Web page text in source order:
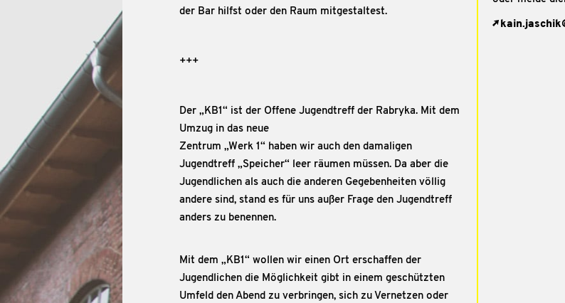
der Bar hilfst oder den Raum mitgestaltest.
+++
Der „KB1“ ist der Offene Jugendtreff der Rabryka. Mit dem
Umzug in das neue
Zentrum „Werk 1“ haben wir auch den damaligen
Jugendtreff „Speicher“ leer räumen müssen. Da aber die
Jugendlichen als auch die anderen Gegebenheiten völlig
andere sind, stand es für uns außer Frage den Jugendtreff
anders zu benennen.
Mit dem „KB1“ wollen wir einen Ort erschaffen der
Jugendlichen die Möglichkeit gibt in einem geschützten
Umfeld den Abend zu verbringen, sich zu Vernetzen oder